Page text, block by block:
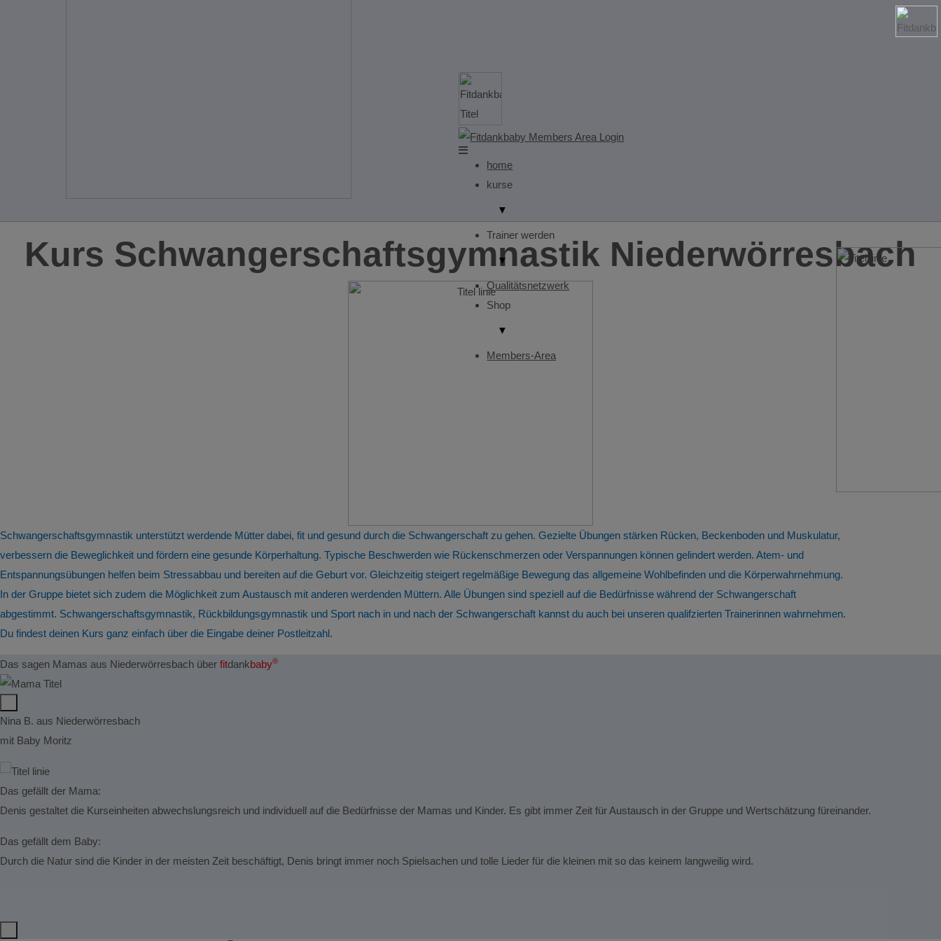
home
kurse
▼
Trainer werden
▼
Qualitätsnetzwerk
Shop
▼
Members-Area
Kurs Schwangerschaftsgymnastik Niederwörresbach
Schwangerschaftsgymnastik unterstützt werdende Mütter dabei, fit und gesund durch die Schwangerschaft zu gehen. Gezielte Übungen stärken Rücken, Beckenboden und Muskulatur,
verbessern die Beweglichkeit und fördern eine gesunde Körperhaltung. Typische Beschwerden wie Rückenschmerzen oder Verspannungen können gelindert werden. Atem- und
Entspannungsübungen helfen beim Stressabbau und bereiten auf die Geburt vor. Gleichzeitig steigert regelmäßige Bewegung das allgemeine Wohlbefinden und die Körperwahrnehmung.
In der Gruppe bietet sich zudem die Möglichkeit zum Austausch mit anderen werdenden Müttern. Alle Übungen sind speziell auf die Bedürfnisse während der Schwangerschaft
abgestimmt. Schwangerschaftsgymnastik, Rückbildungsgymnastik und Sport nach in und nach der Schwangerschaft kannst du auch bei unseren qualifzierten Trainerinnen wahrnehmen.
Du findest deinen Kurs ganz einfach über die Eingabe deiner Postleitzahl.
Das sagen Mamas aus Niederwörresbach über fitdankbaby®
Nina B. aus Niederwörresbach
mit Baby Moritz
Das gefällt der Mama:
Denis gestaltet die Kurseinheiten abwechslungsreich und individuell auf die Bedürfnisse der Mamas und Kinder. Es gibt immer Zeit für Austausch in der Gruppe und Wertschätzung füreinander.
Das gefällt dem Baby:
Durch die Natur sind die Kinder in der meisten Zeit beschäftigt, Denis bringt immer noch Spielsachen und tolle Lieder für die kleinen mit so das keinem langweilig wird.